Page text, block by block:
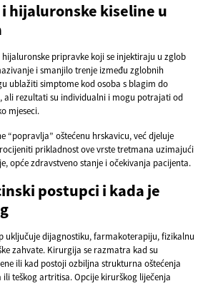
hijaluronske kiseline u
hijaluronske pripravke koji se injektiraju u zglob
i smanjilo trenje između zglobnih
ublažiti simptome kod osoba s blagim do
ali rezultati su individualni i mogu potrajati od
mjeseci.
“popravlja” oštećenu hrskavicu, već djeluje
prikladnost ove vrste tretmana uzimajući
opće zdravstveno stanje i očekivanja pacijenta.
postupci i kada je
uključuje dijagnostiku, farmakoterapiju, fizikalnu
zahvate. Kirurgija se razmatra kad su
ili kad postoji ozbiljna strukturna oštećenja
teškog artritisa. Opcije kirurškog liječenja